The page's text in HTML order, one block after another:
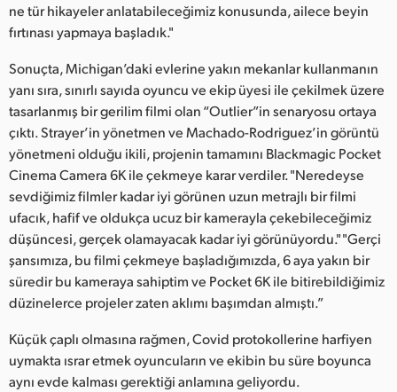
UAE
Ukraine
United Kingdom
United States
ne tür hikayeler anlatabileceğimiz konusunda, ailece beyin
fırtınası yapmaya başladık."
Sonuçta, Michigan’daki evlerine yakın mekanlar kullanmanın
yanı sıra, sınırlı sayıda oyuncu ve ekip üyesi ile çekilmek üzere
tasarlanmış bir gerilim filmi olan “Outlier”in senaryosu ortaya
çıktı. Strayer’in yönetmen ve Machado-Rodriguez’in görüntü
yönetmeni olduğu ikili, projenin tamamını Blackmagic Pocket
Cinema Camera 6K ile çekmeye karar verdiler. "Neredeyse
sevdiğimiz filmler kadar iyi görünen uzun metrajlı bir filmi
ufacık, hafif ve oldukça ucuz bir kamerayla çekebileceğimiz
düşüncesi, gerçek olamayacak kadar iyi görünüyordu." "Gerçi
şansımıza, bu filmi çekmeye başladığımızda, 6 aya yakın bir
süredir bu kameraya sahiptim ve Pocket 6K ile bitirebildiğimiz
düzinelerce projeler zaten aklımı başımdan almıştı.”
Küçük çaplı olmasına rağmen, Covid protokollerine harfiyen
uymakta ısrar etmek oyuncuların ve ekibin bu süre boyunca
aynı evde kalması gerektiği anlamına geliyordu.